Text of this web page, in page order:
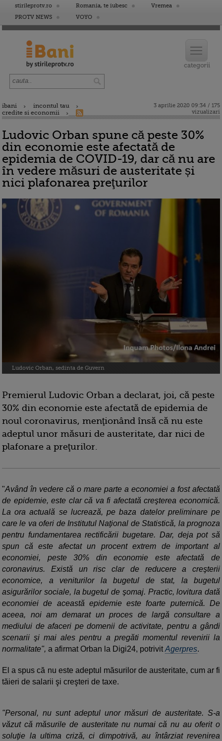
stirileprotv.ro Romania, te iubesc
Vremea
PROTV NEWS
VOYO
ibani
incontul tau
credite si economii
3 aprilie 2020 09:34 / 175
vizualizari
Ludovic Orban spune că peste 30%
din economie este afectată de
epidemia de COVID-19, dar că nu are
în vedere măsuri de austeritate și
nici plafonarea preţurilor
Ludovic Orban, sedinta de Guvern
Premierul Ludovic Orban a declarat, joi, că peste
30% din economie este afectată de epidemia de
noul coronavirus, menţionând însă că nu este
adeptul unor măsuri de austeritate, dar nici de
plafonare a preţurilor.
"Având în vedere că o mare parte a economiei a fost afectată
de epidemie, este clar că va fi afectată creşterea economică.
La ora actuală se lucrează, pe baza datelor preliminare pe
care le va oferi de Institutul Naţional de Statistică, la prognoza
pentru fundamentarea rectificării bugetare. Dar, deja pot să
spun că este afectat un procent extrem de important al
economiei, peste 30% din economie este afectată de
coronavirus. Există un risc clar de reducere a creşterii
economice, a veniturilor la bugetul de stat, la bugetul
asigurărilor sociale, la bugetul de şomaj. Practic, lovitura dată
economiei de această epidemie este foarte puternică. De
aceea, noi am demarat un proces de largă consultare a
mediului de afaceri pe domenii de activitate, pentru a gândi
scenarii şi mai ales pentru a pregăti momentul revenirii la
normalitate", a afirmat Orban la Digi24, potrivitAgerpres.
El a spus că nu este adeptul măsurilor de austeritate, cum ar fi
tăieri de salarii şi creşteri de taxe.
"Personal, nu sunt adeptul unor măsuri de austeritate. S-a
văzut că măsurile de austeritate nu numai că nu au oferit o
soluţie la ultima criză, ci dimpotrivă, au întârziat revenirea